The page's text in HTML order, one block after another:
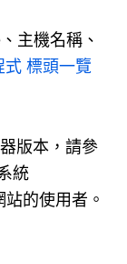
主機名稱、
式 標頭一覽
版本，請參
統
的使用者。